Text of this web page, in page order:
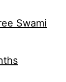
Swami